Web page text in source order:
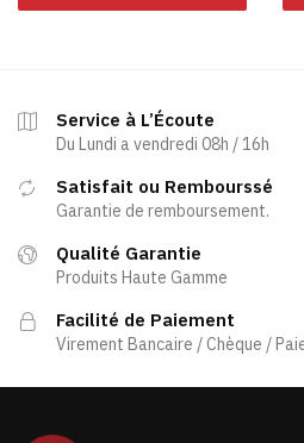
Service à L’Écoute
Du Lundi a vendredi 08h / 16h
Satisfait ou Rembourssé
Garantie de remboursement.
Qualité Garantie
Produits Haute Gamme
Facilité de Paiement
Virement Bancaire / Chèque /